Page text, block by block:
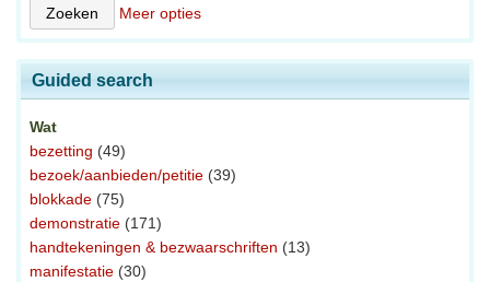
Meer opties
Guided search
Wat
bezetting (49)
bezoek/aanbieden/petitie (39)
blokkade (75)
demonstratie (171)
handtekeningen & bezwaarschriften (13)
manifestatie (30)